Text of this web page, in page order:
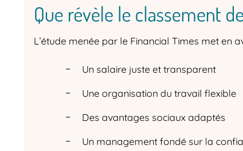
Que révèle le classement
L’étude menée par le Financial Times met en
Un salaire juste et transparent
Une organisation du travail flexible
Des avantages sociaux adaptés
Un management fondé sur la